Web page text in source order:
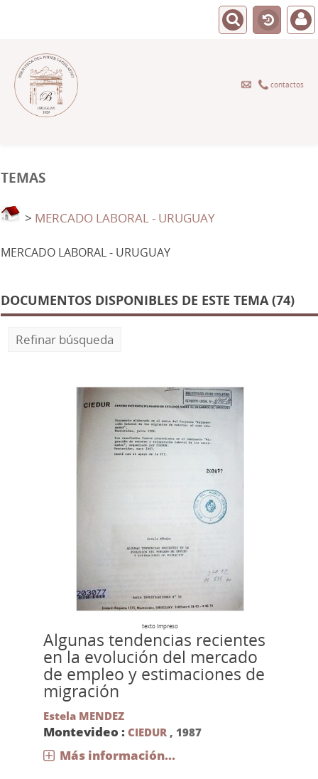
contactos
TEMAS
> MERCADO LABORAL - URUGUAY
MERCADO LABORAL - URUGUAY
DOCUMENTOS DISPONIBLES DE ESTE TEMA (74)
Refinar búsqueda
texto impreso
Algunas tendencias recientes
en la evolución del mercado
de empleo y estimaciones de
migración
Estela MENDEZ
Montevideo : CIEDUR, 1987
Más información...